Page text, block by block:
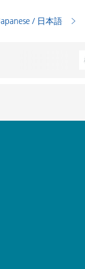
/ 日本語